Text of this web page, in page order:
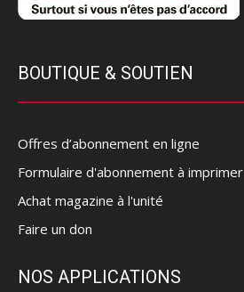
BOUTIQUE & SOUTIEN
Offres d’abonnement en ligne
Formulaire d'abonnement à imprimer
Achat magazine à l'unité
Faire un don
NOS APPLICATIONS